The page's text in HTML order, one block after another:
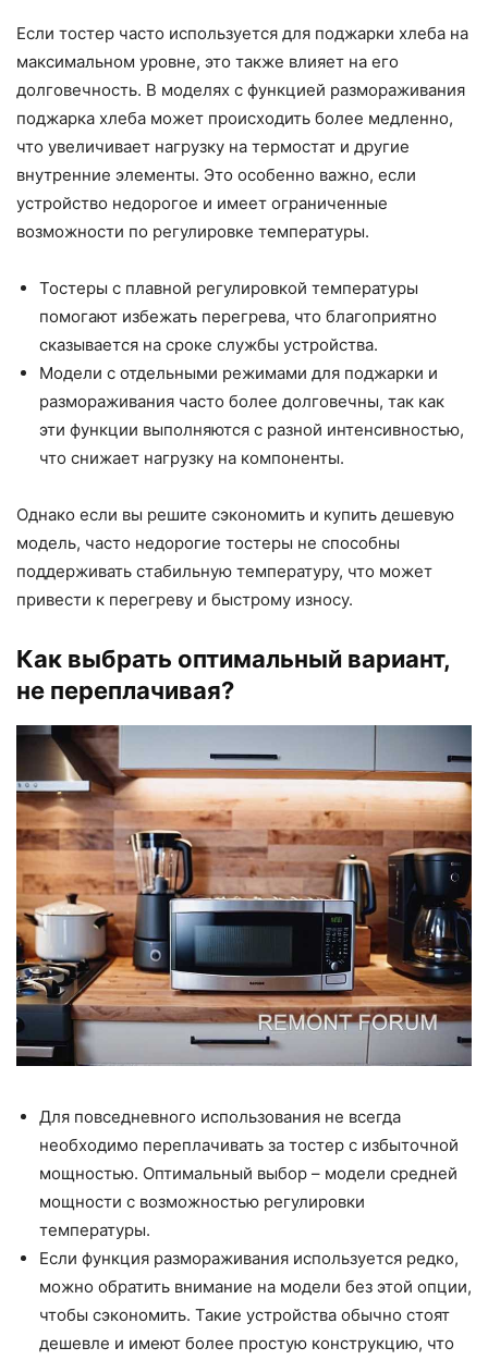
Если тостер часто используется для поджарки хлеба на
максимальном уровне, это также влияет на его
долговечность. В моделях с функцией размораживания
поджарка хлеба может происходить более медленно,
что увеличивает нагрузку на термостат и другие
внутренние элементы. Это особенно важно, если
устройство недорогое и имеет ограниченные
возможности по регулировке температуры.
Тостеры с плавной регулировкой температуры
помогают избежать перегрева, что благоприятно
сказывается на сроке службы устройства.
Модели с отдельными режимами для поджарки и
размораживания часто более долговечны, так как
эти функции выполняются с разной интенсивностью,
что снижает нагрузку на компоненты.
Однако если вы решите сэкономить и купить дешевую
модель, часто недорогие тостеры не способны
поддерживать стабильную температуру, что может
привести к перегреву и быстрому износу.
Как выбрать оптимальный вариант,
не переплачивая?
Для повседневного использования не всегда
необходимо переплачивать за тостер с избыточной
мощностью. Оптимальный выбор – модели средней
мощности с возможностью регулировки
температуры.
Если функция размораживания используется редко,
можно обратить внимание на модели без этой опции,
чтобы сэкономить. Такие устройства обычно стоят
дешевле и имеют более простую конструкцию, что